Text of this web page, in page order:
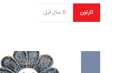
کارتون 6 سال قبل